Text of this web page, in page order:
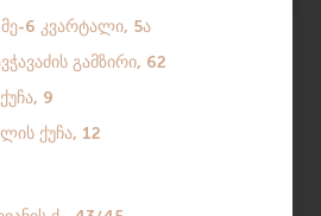
დიაგნოსტიკა
თუ თქვენ
გსურთ ორგანიზმის
საქმის კურსში იყოთ, ეს